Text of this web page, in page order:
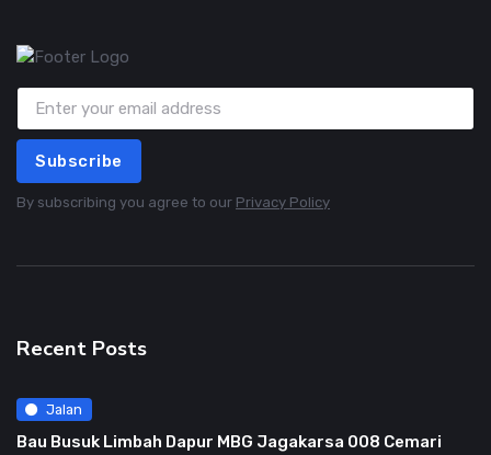
Subscribe
By subscribing you agree to our Privacy Policy
Recent Posts
Jalan
Bau Busuk Limbah Dapur MBG Jagakarsa 008 Cemari